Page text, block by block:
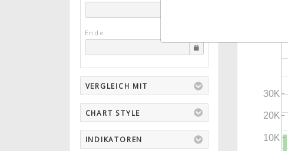
Ende
VERGLEICH MIT
CHART STYLE
INDIKATOREN